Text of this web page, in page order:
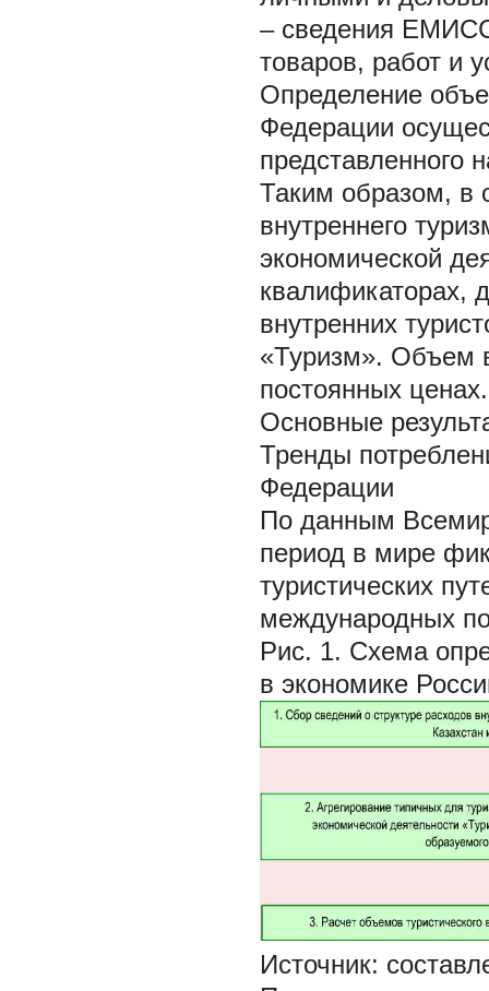
– сведения
товаров, работ и
Определение
Федерации
представленного
Таким образом, в
внутреннего
экономической
квалификаторах,
внутренних
«Туризм». Объем
постоянных ценах.
Основные
Тренды
Федерации
По данным
период в мире
туристических
международных
Рис. 1. Схема
в экономике
Источник: